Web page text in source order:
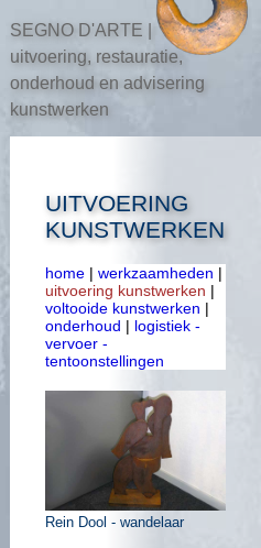
SEGNO D'ARTE |
uitvoering, restauratie,
onderhoud en advisering
kunstwerken
UITVOERING
KUNSTWERKEN
home | werkzaamheden |
uitvoering kunstwerken |
voltooide kunstwerken |
onderhoud | logistiek -
vervoer -
tentoonstellingen
Rein Dool - wandelaar